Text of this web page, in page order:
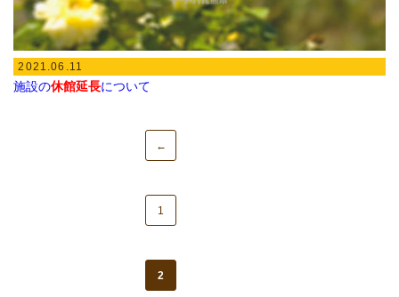
2021.06.11
施設の休館延長について
←
1
2